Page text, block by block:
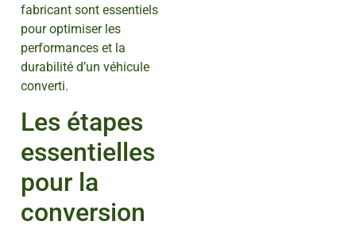
fabricant sont essentiels
pour optimiser les
performances et la
durabilité d’un véhicule
converti.
Les étapes
essentielles
pour la
conversion